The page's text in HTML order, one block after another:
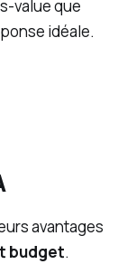
value que
idéale.
avantages
budget.